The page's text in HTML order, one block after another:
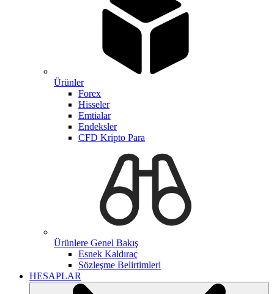
Ürünler
Forex
Hisseler
Emtialar
Endeksler
CFD Kripto Para
Ürünlere Genel Bakış
Esnek Kaldıraç
Sözleşme Belirtimleri
HESAPLAR